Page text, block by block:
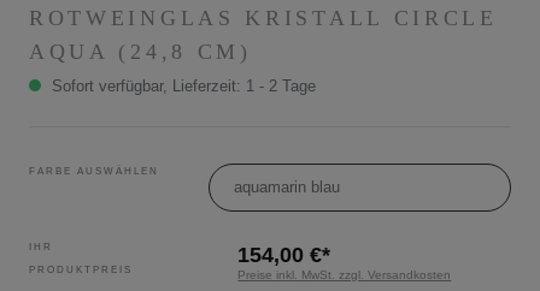
ROTWEINGLAS KRISTALL CIRCLE
AQUA (24,8 CM)
Sofort verfügbar, Lieferzeit: 1 - 2 Tage
FARBE AUSWÄHLEN
aquamarin blau
IHR
PRODUKTPREIS
154,00 €*
Preise inkl. MwSt. zzgl. Versandkosten